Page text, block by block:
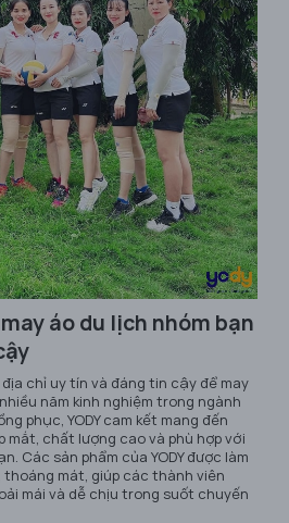
áo du lịch nhóm bạn
địa chỉ uy tín và đáng tin cậy để may
năm kinh nghiệm trong ngành
phục, YODY cam kết mang đến
mắt, chất lượng cao và phù hợp với
Các sản phẩm của YODY được làm
mát, giúp các thành viên
mái và dễ chịu trong suốt chuyến